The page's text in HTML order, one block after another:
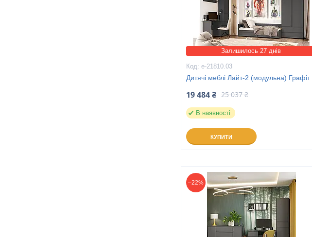
Залишилось 27 днів
е-21810.03
Дитячі меблі Лайт-2 (модульна) Графіт
19 484 ₴ 25 037 ₴
В наявності
КУПИТИ
–22%